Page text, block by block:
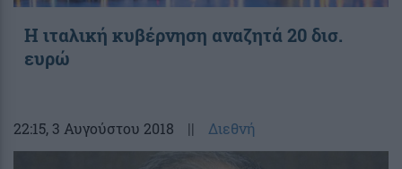
Η ιταλική κυβέρνηση αναζητά 20 δισ.
ευρώ
22:15, 3 Αυγούστου 2018 || Διεθνή